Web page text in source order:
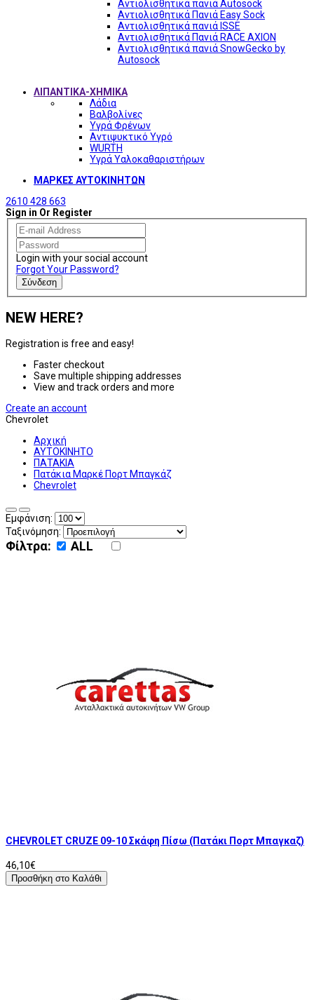
Αντιολισθητικά πανιά Autosock
Αντιολισθητικά Πανιά Easy Sock
Αντιολισθητικά πανιά ISSE
Αντιολισθητικά Πανιά RACE AXION
Αντιολισθητικά πανιά SnowGecko by
Autosock
ΛΙΠΑΝΤΙΚΑ-ΧΗΜΙΚΑ
Λάδια
Βαλβολίνες
Υγρά Φρένων
Αντιψυκτικό Υγρό
WURTH
Υγρά Υαλοκαθαριστήρων
ΜΑΡΚΕΣ ΑΥΤΟΚΙΝΗΤΩΝ
2610 428 663
Sign in Or Register
Login with your social account
Forgot Your Password?
Σύνδεση
NEW HERE?
Registration is free and easy!
Faster checkout
Save multiple shipping addresses
View and track orders and more
Create an account
Chevrolet
Αρχική
ΑΥΤΟΚΙΝΗΤΟ
ΠΑΤΑΚΙΑ
Πατάκια Μαρκέ Πορτ Μπαγκάζ
Chevrolet
Εμφάνιση:
Ταξινόμηση:
Φίλτρα: ALL
CHEVROLET CRUZE 09-10 Σκάφη Πίσω (Πατάκι Πορτ Μπαγκαζ)
46,10€
Προσθήκη στο Καλάθι